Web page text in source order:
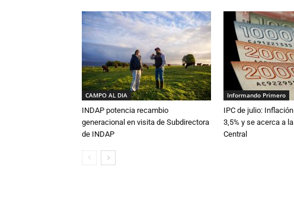
CAMPO AL DIA
INDAP potencia recambio
generacional en visita de Subdirectora
de INDAP
Informando Primero
IPC de julio:
3,5% y se acerca a
Central